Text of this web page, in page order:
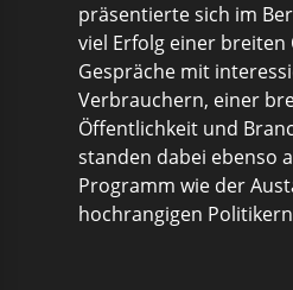
präsentierte sich im
viel Erfolg einer breiten
Gespräche mit
Verbrauchern, einer
Öffentlichkeit und
standen dabei ebenso
Programm wie der
hochrangigen